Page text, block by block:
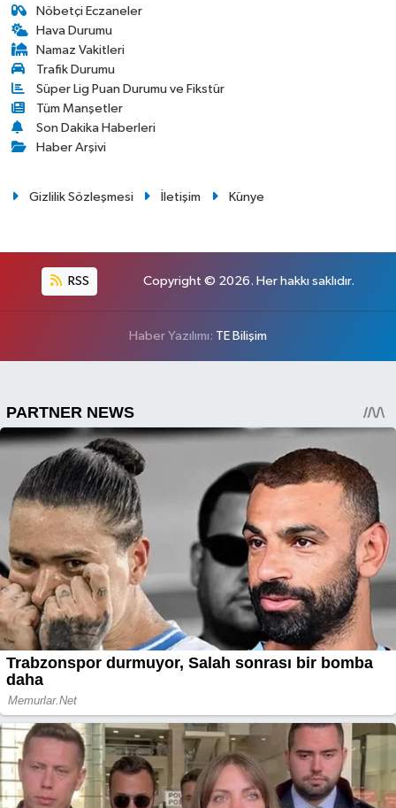
Nöbetçi Eczaneler
Hava Durumu
Namaz Vakitleri
Trafik Durumu
Süper Lig Puan Durumu ve Fikstür
Tüm Manşetler
Son Dakika Haberleri
Haber Arşivi
Gizlilik Sözleşmesi İletişim Künye
RSS Copyright © 2026. Her hakkı saklıdır.
Haber Yazılımı: TE Bilişim